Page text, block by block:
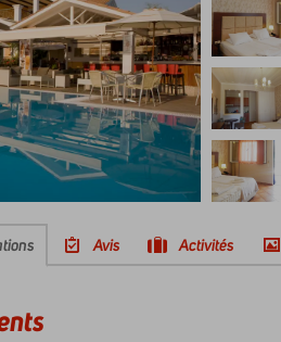
Avis Activités